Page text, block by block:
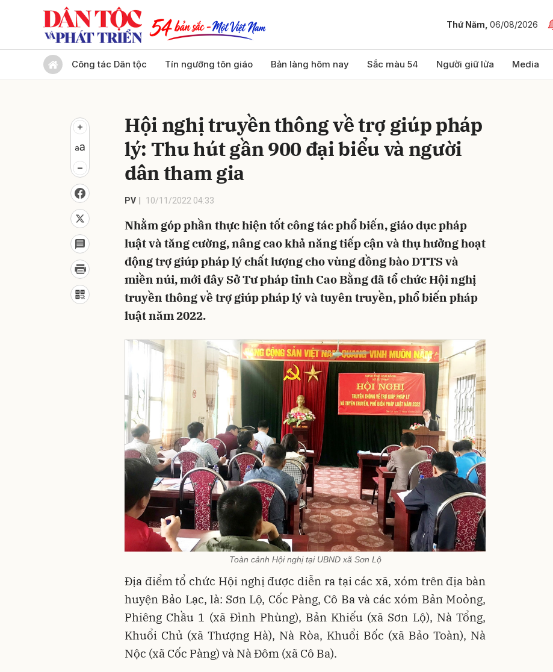
Thứ Năm, 06/08/2026
Công tác Dân tộc Tín ngưỡng tôn giáo Bản làng hôm nay Sắc màu 54 Người giữ lửa Media
Hội nghị truyền thông về trợ giúp pháp
lý: Thu hút gần 900 đại biểu và người
dân tham gia
PV 10/11/2022 04:33
Nhằm góp phần thực hiện tốt công tác phổ biến, giáo dục pháp
luật và tăng cường, nâng cao khả năng tiếp cận và thụ hưởng hoạt
động trợ giúp pháp lý chất lượng cho vùng đồng bào DTTS và
miền núi, mới đây Sở Tư pháp tỉnh Cao Bằng đã tổ chức Hội nghị
truyền thông về trợ giúp pháp lý và tuyên truyền, phổ biến pháp
luật năm 2022.
Toàn cảnh Hội nghị tại UBND xã Sơn Lộ
Địa điểm tổ chức Hội nghị được diễn ra tại các xã, xóm trên địa bàn
huyện Bảo Lạc, là: Sơn Lộ, Cốc Pàng, Cô Ba và các xóm Bản Moỏng,
Phiêng Chầu 1 (xã Đình Phùng), Bản Khiếu (xã Sơn Lộ), Nà Tổng,
Khuổi Chủ (xã Thượng Hà), Nà Ròa, Khuổi Bốc (xã Bảo Toàn), Nà
Nộc (xã Cốc Pàng) và Nà Đôm (xã Cô Ba).
Gửi bình luận